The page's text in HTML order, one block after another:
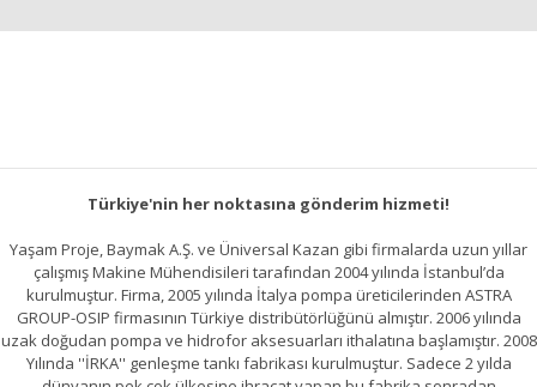
Türkiye'nin her noktasına gönderim hizmeti!
Yaşam Proje, Baymak A.Ş. ve Üniversal Kazan gibi firmalarda uzun yıllar
çalışmış Makine Mühendisileri tarafından 2004 yılında İstanbul’da
kurulmuştur. Firma, 2005 yılında İtalya pompa üreticilerinden ASTRA
GROUP-OSIP firmasının Türkiye distribütörlüğünü almıştır. 2006 yılında
uzak doğudan pompa ve hidrofor aksesuarları ithalatına başlamıştır. 2008
Yılında ''İRKA'' genleşme tankı fabrikası kurulmuştur. Sadece 2 yılda